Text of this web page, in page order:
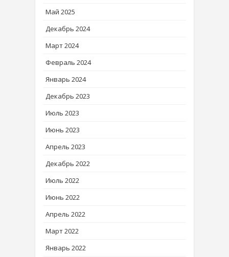
Май 2025
Декабрь 2024
Март 2024
Февраль 2024
Январь 2024
Декабрь 2023
Июль 2023
Июнь 2023
Апрель 2023
Декабрь 2022
Июль 2022
Июнь 2022
Апрель 2022
Март 2022
Январь 2022